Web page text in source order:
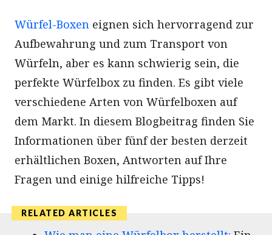
Würfel-Boxen eignen sich hervorragend zur
Aufbewahrung und zum Transport von
Würfeln, aber es kann schwierig sein, die
perfekte Würfelbox zu finden. Es gibt viele
verschiedene Arten von Würfelboxen auf
dem Markt. In diesem Blogbeitrag finden Sie
Informationen über fünf der besten derzeit
erhältlichen Boxen, Antworten auf Ihre
Fragen und einige hilfreiche Tipps!